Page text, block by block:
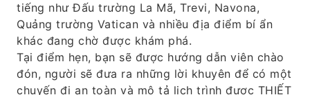
tiếng như Đấu trường La Mã, Trevi, Navona,
Quảng trường Vatican và nhiều địa điểm bí ẩn
khác đang chờ được khám phá.
Tại điểm hẹn, bạn sẽ được hướng dẫn viên chào
đón, người sẽ đưa ra những lời khuyên để có một
chuyến đi an toàn và mô tả lịch trình được THIẾT